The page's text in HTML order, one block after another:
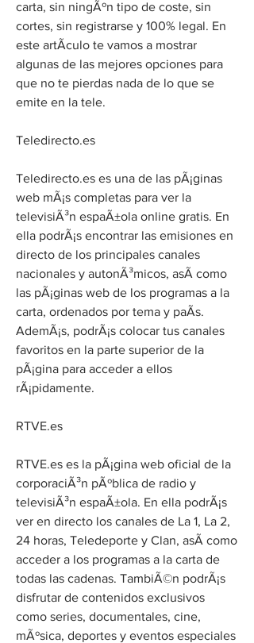
carta, sin ningÃºn tipo de coste, sin
cortes, sin registrarse y 100% legal. En
este artÃ­culo te vamos a mostrar
algunas de las mejores opciones para
que no te pierdas nada de lo que se
emite en la tele.
Teledirecto.es
Teledirecto.es es una de las pÃ¡ginas
web mÃ¡s completas para ver la
televisiÃ³n espaÃ±ola online gratis. En
ella podrÃ¡s encontrar las emisiones en
directo de los principales canales
nacionales y autonÃ³micos, asÃ­ como
las pÃ¡ginas web de los programas a la
carta, ordenados por tema y paÃ­s.
AdemÃ¡s, podrÃ¡s colocar tus canales
favoritos en la parte superior de la
pÃ¡gina para acceder a ellos
rÃ¡pidamente.
RTVE.es
RTVE.es es la pÃ¡gina web oficial de la
corporaciÃ³n pÃºblica de radio y
televisiÃ³n espaÃ±ola. En ella podrÃ¡s
ver en directo los canales de La 1, La 2,
24 horas, Teledeporte y Clan, asÃ­ como
acceder a los programas a la carta de
todas las cadenas. TambiÃ©n podrÃ¡s
disfrutar de contenidos exclusivos
como series, documentales, cine,
mÃºsica, deportes y eventos especiales